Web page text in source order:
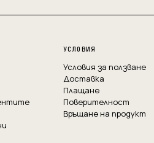
УСЛОВИЯ
Условия за ползване
Доставка
Плащане
Поверителност
Връщане на продукт